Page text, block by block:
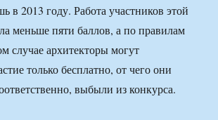
в 2013 году. Работа участников этой
меньше пяти баллов, а по правилам
случае архитекторы могут
только бесплатно, от чего они
выбыли из конкурса.